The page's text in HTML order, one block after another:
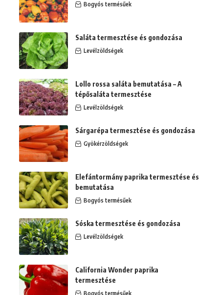
Bogyós termésűek
Saláta termesztése és gondozása
Levélzöldségek
Lollo rossa saláta bemutatása – A
tépősaláta termesztése
Levélzöldségek
Sárgarépa termesztése és gondozása
Gyökérzöldségek
Elefántormány paprika termesztése és
bemutatása
Bogyós termésűek
Sóska termesztése és gondozása
Levélzöldségek
California Wonder paprika
termesztése
Bogyós termésűek